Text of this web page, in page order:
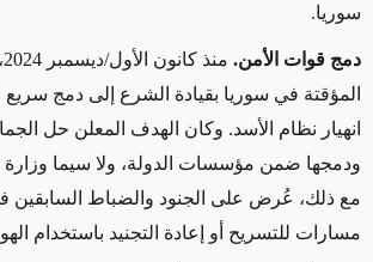
سوريا.
دمج قوات الأمن.
المؤقتة في سوريا بقيادة الشرع إلى دمج
انهيار نظام الأسد. وكان الهدف المعلن حل
ودمجها ضمن مؤسسات الدولة، ولا سيما وزارة
مع ذلك، عُرض على الجنود والضباط السابقين
مسارات للتسريح أو إعادة التجنيد باستخدام